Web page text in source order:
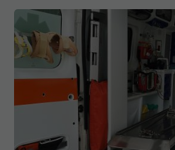
Ministerul Sănătății
medicale vor putea ajunge
autorizație sanitară